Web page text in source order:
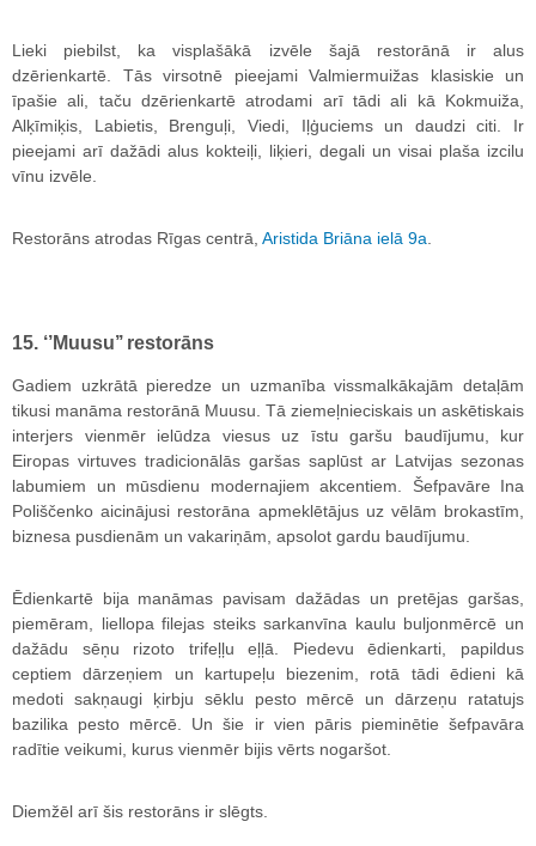
Lieki piebilst, ka visplašākā izvēle šajā restorānā ir alus
dzērienkartē. Tās virsotnē pieejami Valmiermuižas klasiskie un
īpašie ali, taču dzērienkartē atrodami arī tādi ali kā Kokmuiža,
Alķīmiķis, Labietis, Brenguļi, Viedi, Iļģuciems un daudzi citi. Ir
pieejami arī dažādi alus kokteiļi, liķieri, degali un visai plaša izcilu
vīnu izvēle.
Restorāns atrodas Rīgas centrā, Aristida Briāna ielā 9a.
15. ‘’Muusu’’ restorāns
Gadiem uzkrātā pieredze un uzmanība vissmalkākajām detaļām
tikusi manāma restorānā Muusu. Tā ziemeļnieciskais un askētiskais
interjers vienmēr ielūdza viesus uz īstu garšu baudījumu, kur
Eiropas virtuves tradicionālās garšas saplūst ar Latvijas sezonas
labumiem un mūsdienu modernajiem akcentiem. Šefpavāre Ina
Poliščenko aicinājusi restorāna apmeklētājus uz vēlām brokastīm,
biznesa pusdienām un vakariņām, apsolot gardu baudījumu.
Ēdienkartē bija manāmas pavisam dažādas un pretējas garšas,
piemēram, liellopa filejas steiks sarkanvīna kaulu buljonmērcē un
dažādu sēņu rizoto trifeļļu eļļā. Piedevu ēdienkarti, papildus
ceptiem dārzeņiem un kartupeļu biezenim, rotā tādi ēdieni kā
medoti sakņaugi ķirbju sēklu pesto mērcē un dārzeņu ratatujs
bazilika pesto mērcē. Un šie ir vien pāris pieminētie šefpavāra
radītie veikumi, kurus vienmēr bijis vērts nogaršot.
Diemžēl arī šis restorāns ir slēgts.